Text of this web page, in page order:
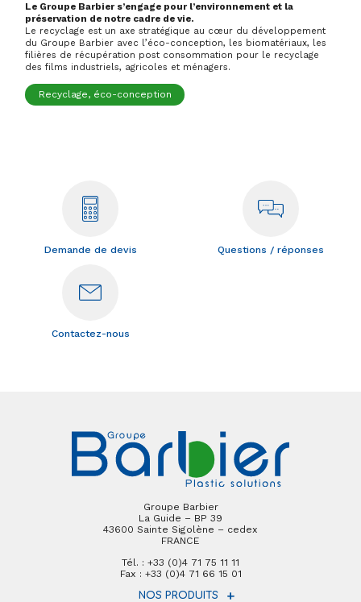
Le Groupe Barbier s’engage pour l’environnement et la
préservation de notre cadre de vie.
Le recyclage est un axe stratégique au cœur du développement
du Groupe Barbier avec l’éco-conception, les biomatériaux, les
filières de récupération post consommation pour le recyclage
des films industriels, agricoles et ménagers.
Recyclage, éco-conception
Demande de devis Questions / réponses
Contactez-nous
Groupe Barbier
La Guide – BP 39
43600 Sainte Sigolène – cedex
FRANCE
Tél. : +33 (0)4 71 75 11 11
Fax : +33 (0)4 71 66 15 01
NOS PRODUITS